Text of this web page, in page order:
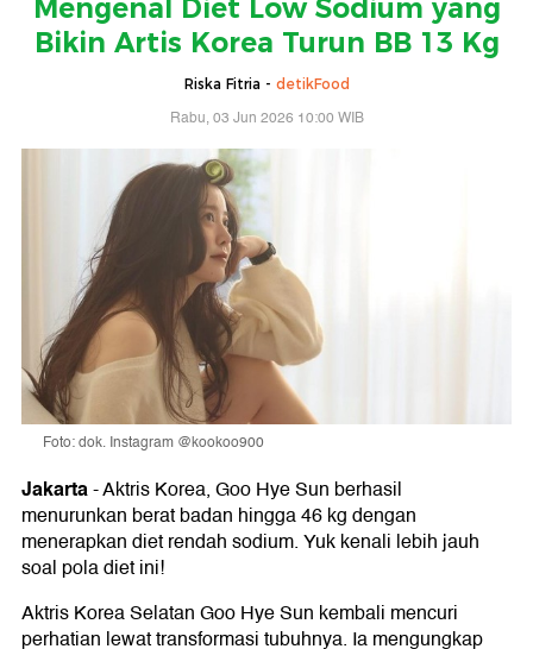
Mengenal Diet Low Sodium yang
Bikin Artis Korea Turun BB 13 Kg
Riska Fitria - detikFood
Rabu, 03 Jun 2026 10:00 WIB
Foto: dok. Instagram @kookoo900
Jakarta-Aktris Korea, Goo Hye Sun berhasil
menurunkan berat badan hingga 46 kg dengan
menerapkan diet rendah sodium. Yuk kenali lebih jauh
soal pola diet ini!
Aktris Korea Selatan Goo Hye Sun kembali mencuri
perhatian lewat transformasi tubuhnya. Ia mengungkap